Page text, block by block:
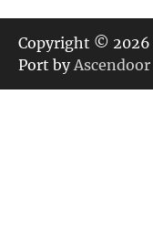
ゴ
リ
ー
Copyright © 2026
Port byAscendoor